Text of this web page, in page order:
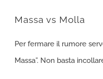
Massa vs Molla
Per fermare il rumore
Massa”. Non basta